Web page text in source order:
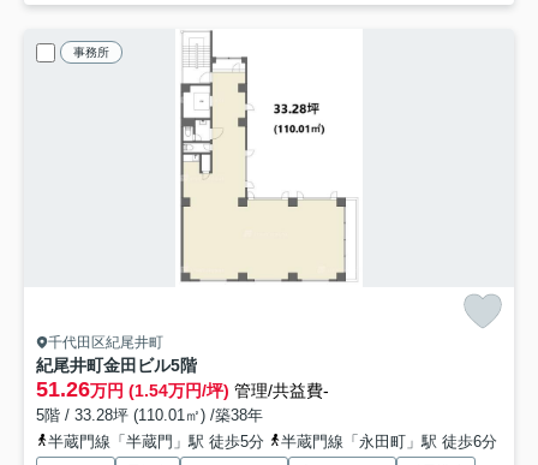
事務所
千代田区紀尾井町
紀尾井町金田ビル5階
51.26万円 (1.54万円/坪) 管理/共益費-
5階 / 33.28坪 (110.01㎡) /築38年
半蔵門線「半蔵門」駅 徒歩5分
半蔵門線「永田町」駅 徒歩6分